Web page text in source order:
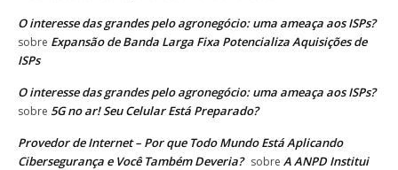
O interesse das grandes pelo agronegócio: uma ameaça aos ISPs?
sobre Expansão de Banda Larga Fixa Potencializa Aquisições de
ISPs
O interesse das grandes pelo agronegócio: uma ameaça aos ISPs?
sobre 5G no ar! Seu Celular Está Preparado?
Provedor de Internet – Por que Todo Mundo Está Aplicando
Cibersegurança e Você Também Deveria? sobre A ANPD Institui